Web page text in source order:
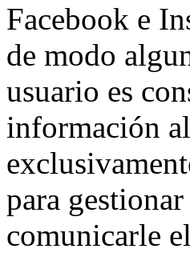
Facebook e
de modo
usuario es
información
para
comunicarle